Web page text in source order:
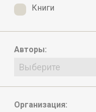
Книги
Авторы:
Выберите
Организация: